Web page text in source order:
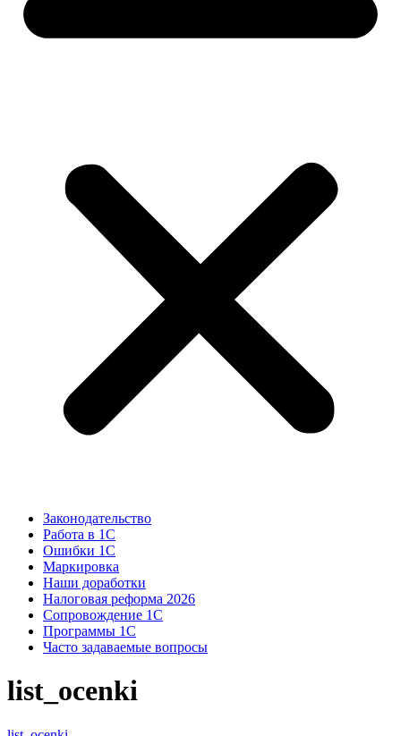
Законодательство
Работа в 1С
Ошибки 1С
Маркировка
Наши доработки
Налоговая реформа 2026
Сопровождение 1С
Программы 1С
Часто задаваемые вопросы
list_ocenki